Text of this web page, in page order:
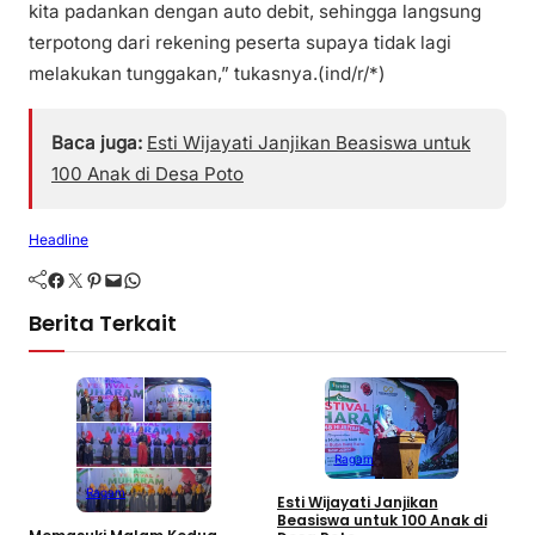
kita padankan dengan auto debit, sehingga langsung
terpotong dari rekening peserta supaya tidak lagi
melakukan tunggakan,” tukasnya.(ind/r/*)
Baca juga: Esti Wijayati Janjikan Beasiswa untuk
100 Anak di Desa Poto
Headline
Facebook Twitter Pinterest Mail WhatsApp
Berita Terkait
Ragam
Ragam
Esti Wijayati Janjikan
Beasiswa untuk 100 Anak di